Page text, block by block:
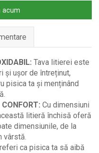
acum
Tava litierei este
și ușor de întreținut,
pisica ta și menținând
Cu dimensiuni
litieră închisă oferă
dimensiunile, de la
vârstă.
ca pisica ta să aibă